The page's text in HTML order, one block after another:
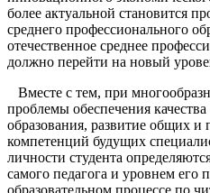
более актуальной становится
среднего профессионального
отечественное среднее
должно перейти на новый
Вместе с тем, при
проблемы обеспечения
образования, развитие общих и
компетенций будущих
личности студента
самого педагога и уровнем его